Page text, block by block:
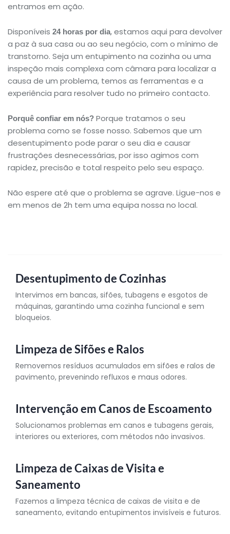
entramos em ação.
Disponíveis 24 horas por dia, estamos aqui para devolver
a paz à sua casa ou ao seu negócio, com o mínimo de
transtorno. Seja um entupimento na cozinha ou uma
inspeção mais complexa com câmara para localizar a
causa de um problema, temos as ferramentas e a
experiência para resolver tudo no primeiro contacto.
Porquê confiar em nós? Porque tratamos o seu
problema como se fosse nosso. Sabemos que um
desentupimento pode parar o seu dia e causar
frustrações desnecessárias, por isso agimos com
rapidez, precisão e total respeito pelo seu espaço.
Não espere até que o problema se agrave. Ligue-nos e
em menos de 2h tem uma equipa nossa no local.
Desentupimento de Cozinhas
Intervimos em bancas, sifões, tubagens e esgotos de
máquinas, garantindo uma cozinha funcional e sem
bloqueios.
Limpeza de Sifões e Ralos
Removemos resíduos acumulados em sifões e ralos de
pavimento, prevenindo refluxos e maus odores.
Intervenção em Canos de Escoamento
Solucionamos problemas em canos e tubagens gerais,
interiores ou exteriores, com métodos não invasivos.
Limpeza de Caixas de Visita e
Saneamento
Fazemos a limpeza técnica de caixas de visita e de
saneamento, evitando entupimentos invisíveis e futuros.